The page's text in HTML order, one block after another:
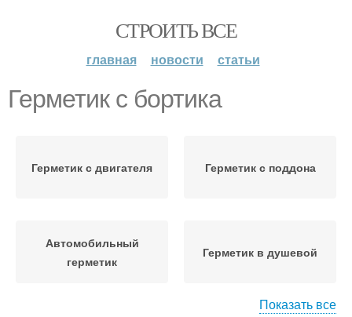
СТРОИТЬ ВСЕ
главная новости статьи
Герметик с бортика
Герметик с двигателя Герметик с поддона
Автомобильный
герметик
Герметик в душевой
Показать все